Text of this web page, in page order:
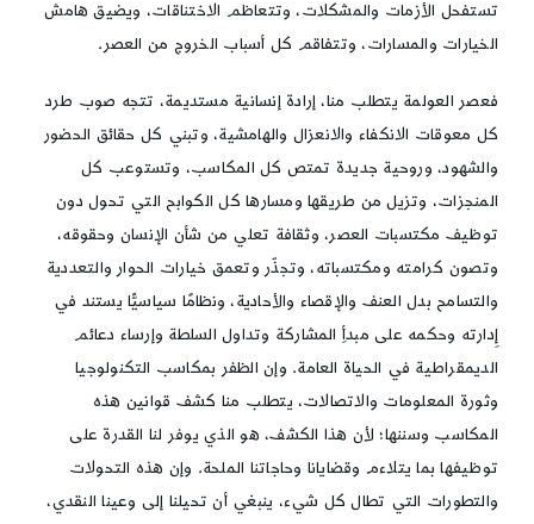
تستفحل الأزمات والمشكلات، وتتعاظم الاختناقات، ويضيق هامش
الخيارات والمسارات، وتتفاقم كل أسباب الخروج من العصر.
فعصر العولمة يتطلب منا، إرادة إنسانية مستديمة، تتجه صوب طرد
كل معوقات الانكفاء والانعزال والهامشية، وتبني كل حقائق الحضور
والشهود، وروحية جديدة تمتص كل المكاسب، وتستوعب كل
المنجزات، وتزيل من طريقها ومسارها كل الكوابح التي تحول دون
توظيف مكتسبات العصر، وثقافة تعلي من شأن الإنسان وحقوقه،
وتصون كرامته ومكتسباته، وتجذّر وتعمق خيارات الحوار والتعددية
والتسامح بدل العنف والإقصاء والأحادية، ونظامًا سياسيًّا يستند في
إِدارته وحكمه على مبدأِ المشاركة وتداول السلطة وإرساء دعائم
الديمقراطية في الحياة العامة. وإن الظفر بمكاسب التكنولوجيا
وثورة المعلومات والاتصالات، يتطلب منا كشف قوانين هذه
المكاسب وسننها؛ لأن هذا الكشف، هو الذي يوفر لنا القدرة على
توظيفها بما يتلاءم وقضايانا وحاجاتنا الملحة. وإن هذه التحولات
والتطورات التي تطال كل شيء، ينبغي أن تحيلنا إلى وعينا النقدي،